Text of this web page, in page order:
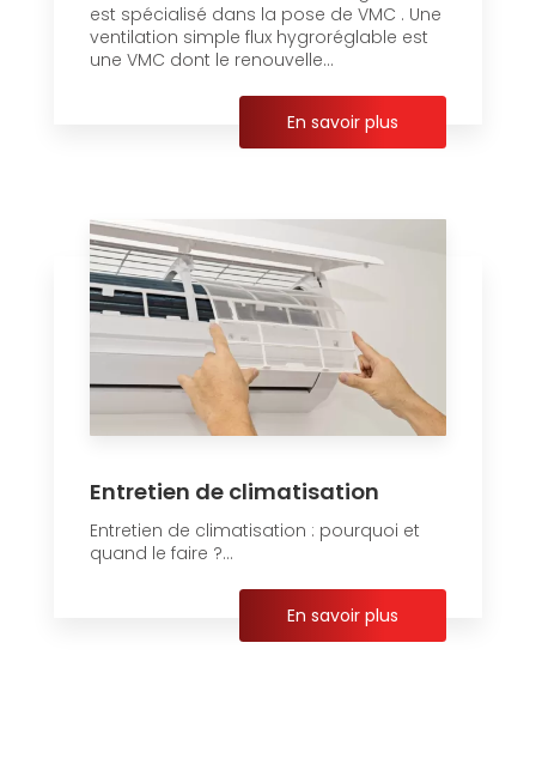
est spécialisé dans la pose de VMC . Une
ventilation simple flux hygroréglable est
une VMC dont le renouvelle...
En savoir plus
Entretien de climatisation
Entretien de climatisation : pourquoi et
quand le faire ?...
En savoir plus